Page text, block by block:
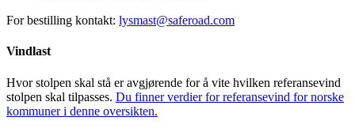
For bestilling kontakt: lysmast@saferoad.com
Vindlast
Hvor stolpen skal stå er avgjørende for å vite hvilken referansevind
stolpen skal tilpasses. Du finner verdier for referansevind for norske
kommuner i denne oversikten.